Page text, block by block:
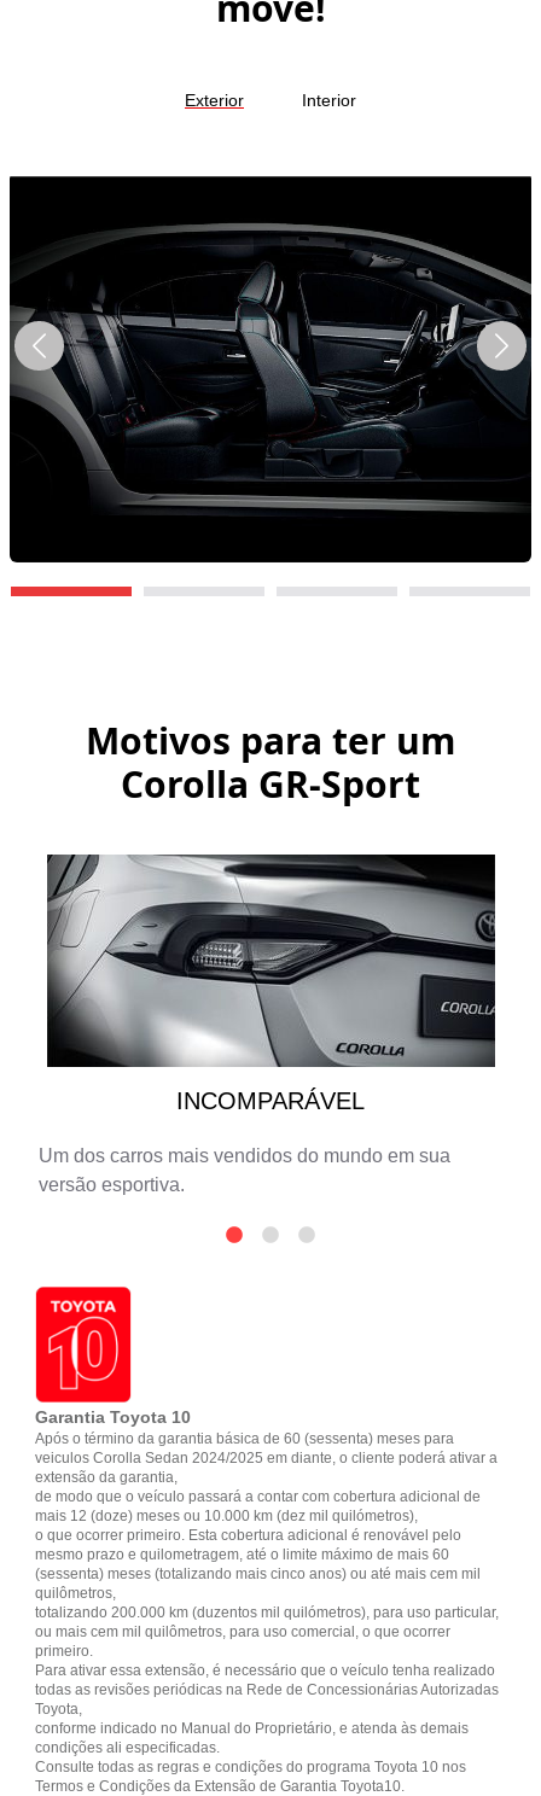
Exterior Interior
Motivos para ter um
Corolla GR-Sport
INCOMPARÁVEL
Um dos carros mais vendidos do mundo em sua
versão esportiva.
Garantia Toyota 10
Após o término da garantia básica de 60 (sessenta) meses para
veiculos Corolla Sedan 2024/2025 em diante, o cliente poderá ativar a
extensão da garantia,
de modo que o veículo passará a contar com cobertura adicional de
mais 12 (doze) meses ou 10.000 km (dez mil quilómetros),
o que ocorrer primeiro. Esta cobertura adicional é renovável pelo
mesmo prazo e quilometragem, até o limite máximo de mais 60
(sessenta) meses (totalizando mais cinco anos) ou até mais cem mil
quilômetros,
totalizando 200.000 km (duzentos mil quilómetros), para uso particular,
ou mais cem mil quilômetros, para uso comercial, o que ocorrer
primeiro.
Para ativar essa extensão, é necessário que o veículo tenha realizado
todas as revisões periódicas na Rede de Concessionárias Autorizadas
Toyota,
conforme indicado no Manual do Proprietário, e atenda às demais
condições ali especificadas.
Consulte todas as regras e condições do programa Toyota 10 nos
Termos e Condições da Extensão de Garantia Toyota10.